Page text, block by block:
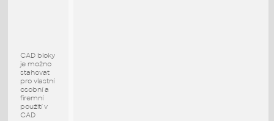
CAD bloky
je možno
stahovat
pro vlastní
osobní a
firemní
použití v
CAD